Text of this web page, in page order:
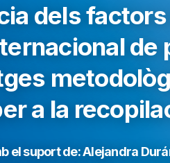
dels
de
a la
el suport de: Alejandra